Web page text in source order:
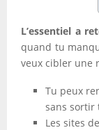
L’essentiel a
quand tu
veux cibler une
Tu peux
sans sortir
Les sites